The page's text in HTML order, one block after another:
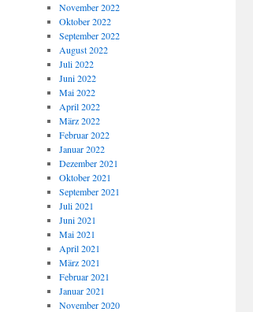
November 2022
Oktober 2022
September 2022
August 2022
Juli 2022
Juni 2022
Mai 2022
April 2022
März 2022
Februar 2022
Januar 2022
Dezember 2021
Oktober 2021
September 2021
Juli 2021
Juni 2021
Mai 2021
April 2021
März 2021
Februar 2021
Januar 2021
November 2020